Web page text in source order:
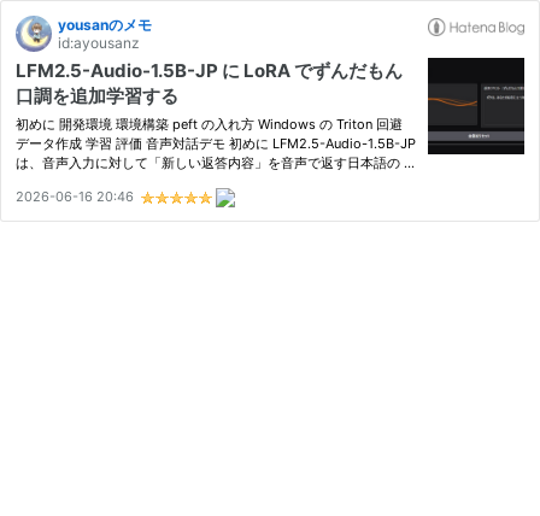
yousanのメモ
id:ayousanz
LFM2.5-Audio-1.5B-JP に LoRA でずんだもん
口調を追加学習する
初めに 開発環境 環境構築 peft の入れ方 Windows の Triton 回避
データ作成 学習 評価 音声対話デモ 初めに LFM2.5-Audio-1.5B-JP
は、音声入力に対して「新しい返答内容」を音声で返す日本語の s
「ずんだもん口調」を追加学習しました。今回はデータ作成か…
2026-06-16 20:46